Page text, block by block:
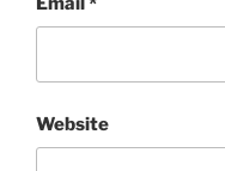
Website